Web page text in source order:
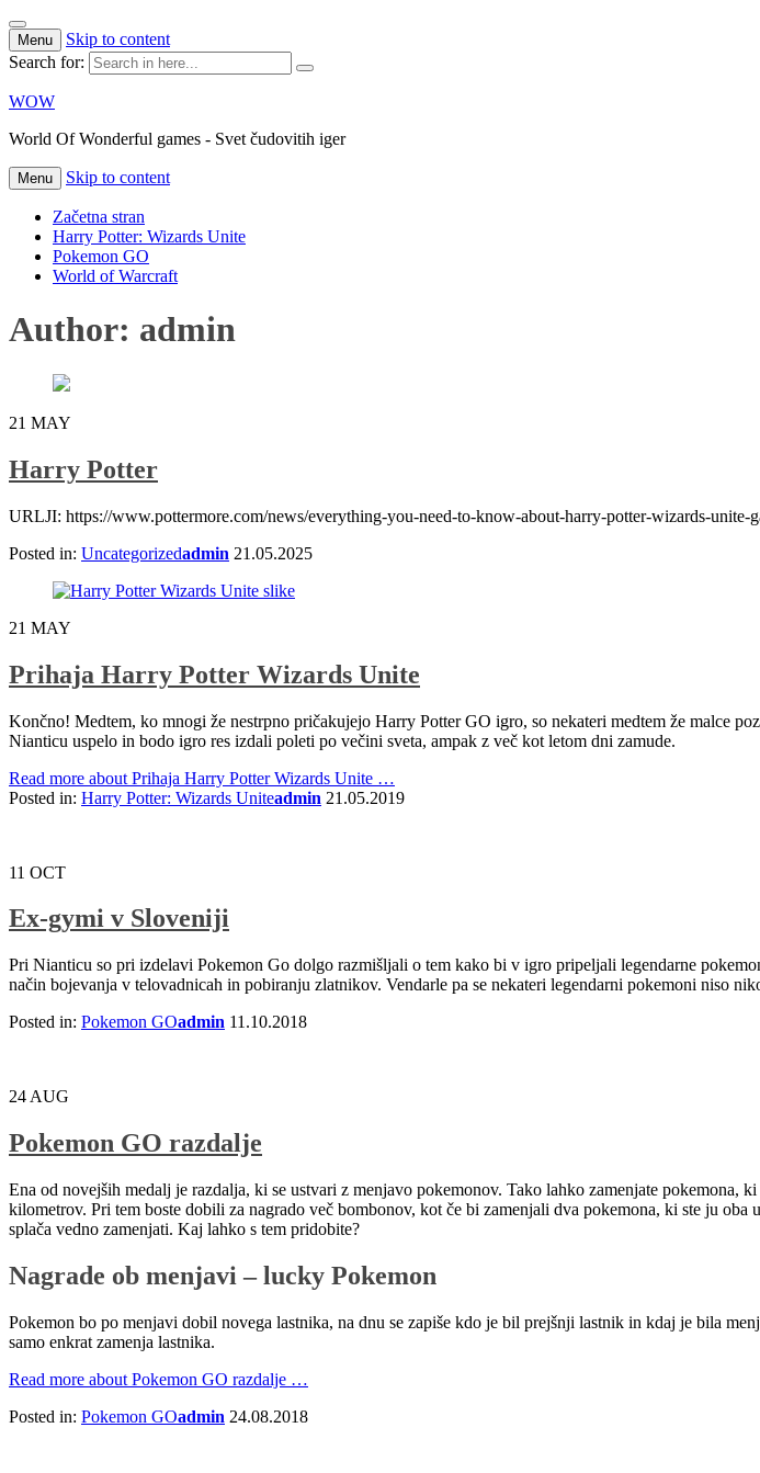
Menu
Skip to content
Search for:
WOW
World Of Wonderful games - Svet čudovitih iger
Menu Skip to content
Začetna stran
Harry Potter: Wizards Unite
Pokemon GO
World of Warcraft
Author: admin
21 MAY
Harry Potter
URLJI: https://www.pottermore.com/news/everything-you-need-to-know-about-harry-potter-wizards-
Posted in: Uncategorizedadmin 21.05.2025
21 MAY
Prihaja Harry Potter Wizards Unite
Končno! Medtem, ko mnogi že nestrpno pričakujejo Harry Potter GO igro, so nekateri medtem že malce
Nianticu uspelo in bodo igro res izdali poleti po večini sveta, ampak z več kot letom dni zamude.
Read more about Prihaja Harry Potter Wizards Unite …
Posted in: Harry Potter: Wizards Uniteadmin 21.05.2019
11 OCT
Ex-gymi v Sloveniji
Pri Nianticu so pri izdelavi Pokemon Go dolgo razmišljali o tem kako bi v igro pripeljali legendarne
način bojevanja v telovadnicah in pobiranju zlatnikov. Vendarle pa se nekateri legendarni pokemoni niso
Posted in: Pokemon GOadmin 11.10.2018
24 AUG
Pokemon GO razdalje
Ena od novejših medalj je razdalja, ki se ustvari z menjavo pokemonov. Tako lahko zamenjate
kilometrov. Pri tem boste dobili za nagrado več bombonov, kot če bi zamenjali dva pokemona, ki ste ju
splača vedno zamenjati. Kaj lahko s tem pridobite?
Nagrade ob menjavi – lucky Pokemon
Pokemon bo po menjavi dobil novega lastnika, na dnu se zapiše kdo je bil prejšnji lastnik in kdaj je bila
samo enkrat zamenja lastnika.
Read more about Pokemon GO razdalje …
Posted in: Pokemon GOadmin 24.08.2018